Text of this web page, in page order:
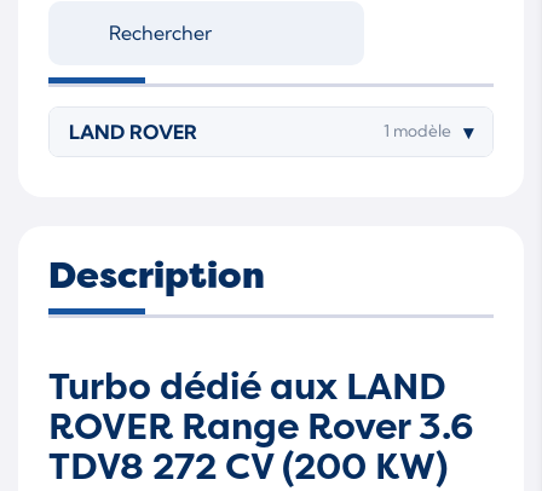
LAND ROVER 1 modèle ▾
Description
Turbo dédié aux LAND
ROVER Range Rover 3.6
TDV8 272 CV (200 KW)